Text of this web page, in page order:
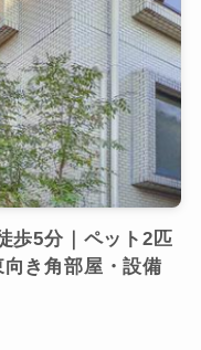
歩5分｜ペット2匹
き角部屋・設備